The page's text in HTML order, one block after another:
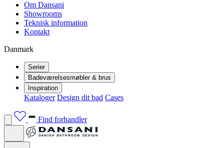
Om Dansani
Showrooms
Teknisk information
Kontakt
Danmark
Serier
Badeværelsesmøbler & brus
Inspiration
Kataloger Design dit bad Cases
Find forhandler